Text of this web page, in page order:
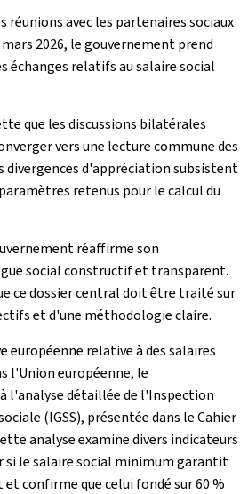
réunions avec les partenaires sociaux
2026, le gouvernement prend
échanges relatifs au salaire social
que les discussions bilatérales
vers une lecture commune des
divergences d'appréciation subsistent
retenus pour le calcul du
réaffirme son
social constructif et transparent.
ce dossier central doit être traité sur
et d'une méthodologie claire.
européenne relative à des salaires
l'Union européenne, le
l'analyse détaillée de l'Inspection
(IGSS), présentée dans le Cahier
analyse examine divers indicateurs
le salaire social minimum garantit
et confirme que celui fondé sur 60 %